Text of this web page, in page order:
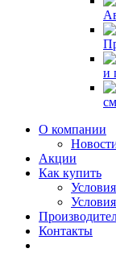
и
О компании
Акции
Как купить
Контакты